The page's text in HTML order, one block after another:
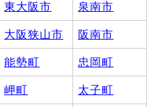
東大阪市 泉南市
大阪狭山市 阪南市
能勢町 忠岡町
岬町 太子町